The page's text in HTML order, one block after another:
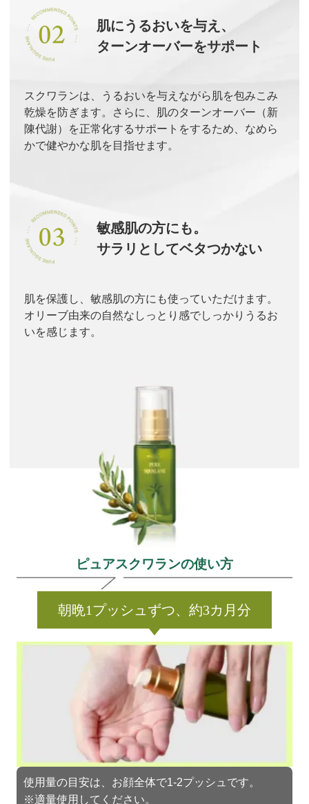
肌にうるおいを与え、
ターンオーバーをサポート
スクワランは、うるおいを与えながら肌を包みこみ
乾燥を防ぎます。さらに、肌のターンオーバー（新
陳代謝）を正常化するサポートをするため、なめら
かで健やかな肌を目指せます。
敏感肌の方にも。
サラリとしてベタつかない
肌を保護し、敏感肌の方にも使っていただけます。
オリーブ由来の自然なしっとり感でしっかりうるお
いを感じます。
ピュアスクワランの使い方
朝晩1プッシュずつ、約3カ月分
使用量の目安は、お顔全体で1-2プッシュです。
※適量使用してください。